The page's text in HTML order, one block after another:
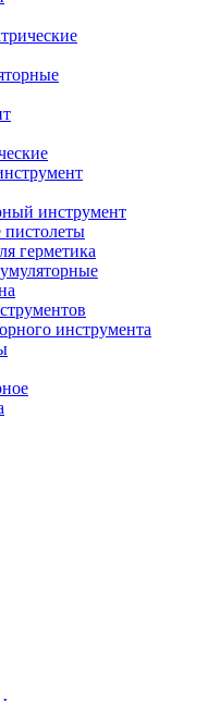
инструмент
пистолеты
герметика
инструмента